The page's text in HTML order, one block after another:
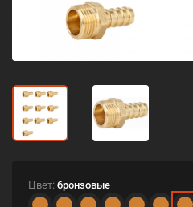
Цвет: бронзовые